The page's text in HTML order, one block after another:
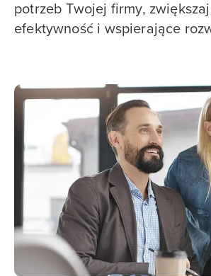
potrzeb Twojej firmy,
efektywność i wspierające